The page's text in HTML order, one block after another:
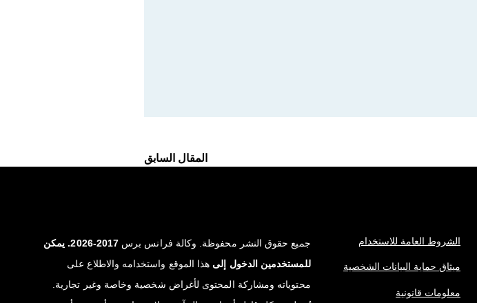
المقال السابق
الشروط العامة للاستخدام
ميثاق حماية البيانات الشخصية
معلومات قانونية
جميع حقوق النشر محفوظة. وكالة فرانس برس
2017-2026. يمكن
للمستخدمين الدخول إلى هذا الموقع واستخدامه والاطلاع على
محتوياته ومشاركة المحتوى لأغراض شخصية وخاصة وغير تجارية.